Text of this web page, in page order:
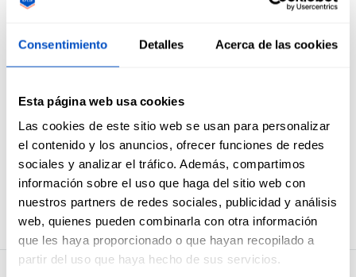
Consentimiento Detalles Acerca de las cookies
Esta página web usa cookies
Las cookies de este sitio web se usan para personalizar
el contenido y los anuncios, ofrecer funciones de redes
sociales y analizar el tráfico. Además, compartimos
información sobre el uso que haga del sitio web con
nuestros partners de redes sociales, publicidad y análisis
web, quienes pueden combinarla con otra información
que les haya proporcionado o que hayan recopilado a
partir del uso que haya hecho de sus servicios.
de tus creaciones con nuestras etiquetas Made in
Switzerland y las etiquetas con la bandera de Suiza son
ideales para exhibir el origen suizo de tus creaciones o para
Las etiquetas Made in Switzerland se han confeccionado en
telares de jacquard para obtener etiquetas tejidas que,
además de bonitas, son suaves al tacto y duraderas. Las
etiquetas Made in Switzerland incluyen pliegue central
horizontal y margen de costura, para que te resulte sencillo
añadirlas a cualquiera de tus creaciones.